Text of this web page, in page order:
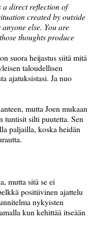
direct reflection of
created by outside
else. You are
thoughts produce
suora heijastus siitä mitä
taloudellisen
ajatuksistasi. Ja nuo
mutta Joen mukaan
tuntisit silti puutetta. Sen
paljailla, koska heidän
mutta sitä se ei
positiivinen ajattelu
nykyisten
kun kehittää itseään